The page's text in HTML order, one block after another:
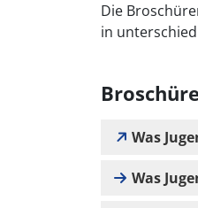
Die
in
Was
Was